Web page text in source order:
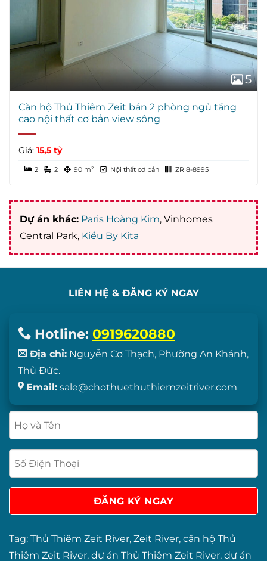
5
Căn hộ Thủ Thiêm Zeit bán 2 phòng ngủ tầng
cao nội thất cơ bản view sông
Giá: 15,5 tỷ
2 2 90 m² Nội thất cơ bản ZR 8-8995
Dự án khác: Paris Hoàng Kim, Vinhomes
Central Park, Kiều By Kita
LIÊN HỆ & ĐĂNG KÝ NGAY
Hotline: 0919620880
Địa chỉ: Nguyễn Cơ Thạch, Phường An Khánh,
Thủ Đức.
Email: sale@chothuethuthiemzeitriver.com
Tag: Thủ Thiêm Zeit River, Zeit River, căn hộ Thủ
Thiêm Zeit River, dự án Thủ Thiêm Zeit River, dự án